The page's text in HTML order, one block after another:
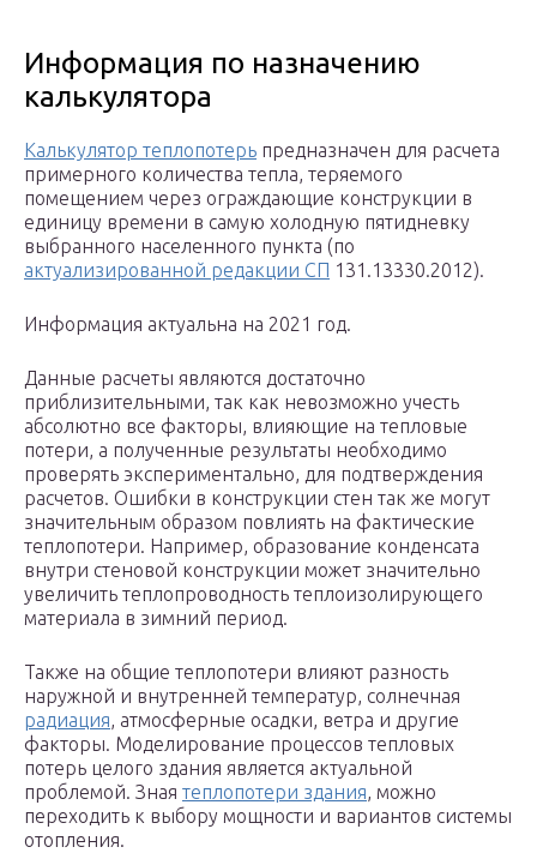
Информация по назначению
калькулятора
Калькулятор теплопотерь предназначен для расчета
примерного количества тепла, теряемого
помещением через ограждающие конструкции в
единицу времени в самую холодную пятидневку
выбранного населенного пункта (по
актуализированной редакции СП 131.13330.2012).
Информация актуальна на 2021 год.
Данные расчеты являются достаточно
приблизительными, так как невозможно учесть
абсолютно все факторы, влияющие на тепловые
потери, а полученные результаты необходимо
проверять экспериментально, для подтверждения
расчетов. Ошибки в конструкции стен так же могут
значительным образом повлиять на фактические
теплопотери. Например, образование конденсата
внутри стеновой конструкции может значительно
увеличить теплопроводность теплоизолирующего
материала в зимний период.
Также на общие теплопотери влияют разность
наружной и внутренней температур, солнечная
радиация, атмосферные осадки, ветра и другие
факторы. Моделирование процессов тепловых
потерь целого здания является актуальной
проблемой. Зная теплопотери здания, можно
переходить к выбору мощности и вариантов системы
отопления.